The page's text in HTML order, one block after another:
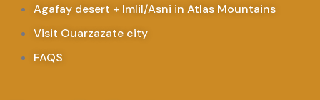
Agafay desert + Imlil/Asni in Atlas Mountains
Visit Ouarzazate city
FAQS